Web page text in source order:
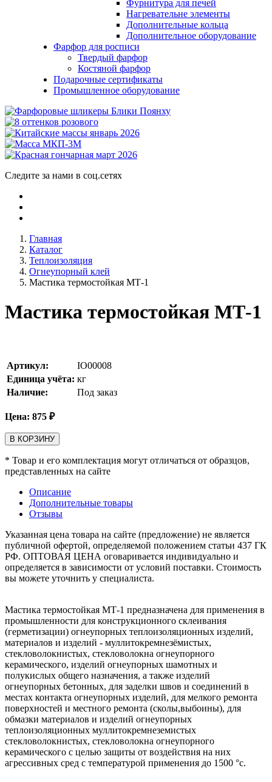
Фурнитура для печей
Нагревательне элементы
Дополнительные кольца
Дополнительное оборудование
Фарфор для росписи
Твердый фарфор
Костяной фарфор
Подарочные сертификаты
Промышленное оборудование
Следите за нами в соц.сетях
Главная
Каталог
Теплоизоляция
Огнеупорный клей
Мастика термостойкая МТ-1
Мастика термостойкая МТ-1
Артикул:
IO00008
Единица учёта: кг
Наличие:
Под заказ
Цена: 875 ₽
В КОРЗИНУ
* Товар и его комплектация могут отличаться от образцов,
представленных на сайте
Описание
Дополнительные товары
Отзывы
Указанная цена товара на сайте (предложение) не является
публичной офертой, определяемой положением статьи 437 ГК
РФ. ОПТОВАЯ ЦЕНА оговаривается индивидуально и
определяется в зависимости от условий поставки. Стоимость
вы можете уточнить у специалиста.
Мастика термостойкая МТ-1 предназначена для применения в
промышленности для конструкционного склеивания
(герметизации) огнеупорных теплоизоляционных изделий,
материалов и изделий - муллитокремнезёмистых,
стекловолокнистых, стекловолокна огнеупорного
керамического, изделий огнеупорных шамотных и
полукислых общего назначения, а также изделий
огнеупорных бетонных, для заделки швов и соединений в
местах контакта огнеупорных изделий, для мелкого ремонта
поверхностей и местного ремонта (сколы,выбоины), для
обмазки материалов и изделий огнеупорных
теплоизоляционных муллитокремнеземистых
стекловолокнистых, стекловолокна огнеупорного
керамического с целью защиты от воздействия на них
агрессивных сред с температурой применения до 1500 °с.